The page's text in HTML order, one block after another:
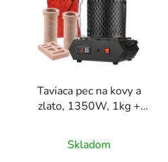
Taviaca pec na kovy a
zlato, 1350W, 1kg +
hodnotenie
Skladom